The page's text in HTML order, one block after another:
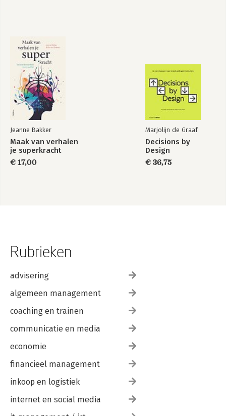
Jeanne Bakker
Maak van verhalen
je superkracht
€ 17,00
Marjolijn de Graaf
Decisions by
Design
€ 36,75
Rubrieken
advisering
algemeen management
coaching en trainen
communicatie en media
economie
financieel management
inkoop en logistiek
internet en social media